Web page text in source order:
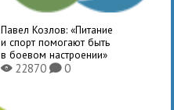
Павел Козлов: «Питание
и спорт помогают быть
в боевом настроении»
X22870 K0